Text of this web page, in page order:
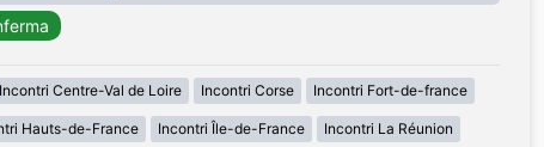
Incontri Centre-Val de Loire Incontri Corse Incontri Fort-de-france
Hauts-de-France Incontri Île-de-France Incontri La Réunion